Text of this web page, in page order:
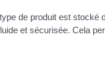
de produit est stocké
et sécurisée. Cela